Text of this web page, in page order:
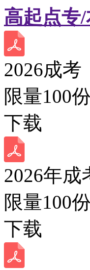
高起点专
2026成考
限量100
下载
2026年成
限量100
下载